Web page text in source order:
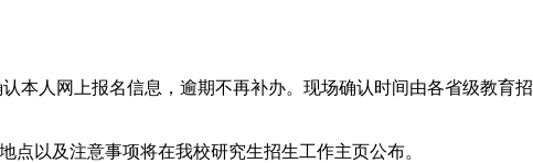
本人网上报名信息，逾期不再补办。现场确认时间由各省级教育
以及注意事项将在我校研究生招生工作主页公布。